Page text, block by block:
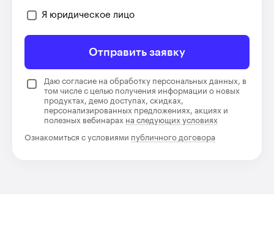
Я юридическое лицо
Отправить заявку
Даю согласие на обработку персональных данных, в
том числе с целью получения информации о новых
продуктах, демо доступах, скидках,
персонализированных предложениях, акциях и
полезных вебинарах на следующих условиях
Ознакомиться с условиями публичного договора